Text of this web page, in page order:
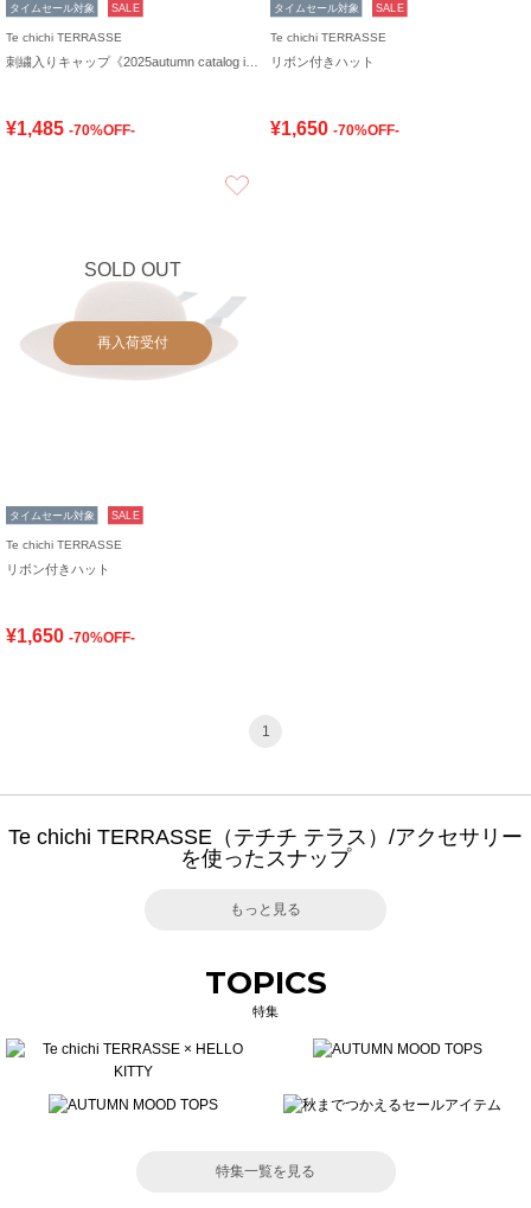
タイムセール対象 SALE
Te chichi TERRASSE
¥1,485 -70%OFF-
タイムセール対象 SALE
Te chichi TERRASSE
リボン付きハット
¥1,650 -70%OFF-
SOLD OUT
再入荷受付
タイムセール対象 SALE
Te chichi TERRASSE
リボン付きハット
¥1,650 -70%OFF-
1
Te chichi TERRASSE（テチチ テラス）/アクセサリー
を使ったスナップ
もっと見る
TOPICS
特集
特集一覧を見る